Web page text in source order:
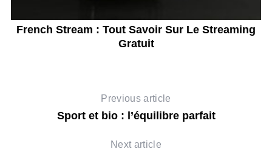
French Stream : Tout Savoir Sur Le Streaming
Gratuit
Previous article
Sport et bio : l’équilibre parfait
Next article